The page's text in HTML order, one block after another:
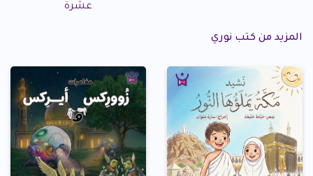
عشرة
المزيد من كتب نوري